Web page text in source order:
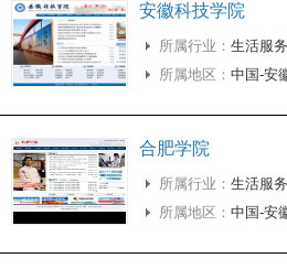
安徽科技学院
所属行业： 生活服
所属地区： 中国-安
合肥学院
所属行业： 生活服
所属地区： 中国-安